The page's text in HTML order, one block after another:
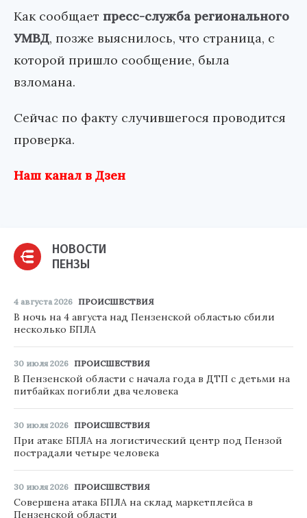
Как сообщает пресс-служба регионального
УМВД, позже выяснилось, что страница, с
которой пришло сообщение, была
взломана.
Сейчас по факту случившегося проводится
проверка.
Наш канал в Дзен
НОВОСТИ
ПЕНЗЫ
4 августа 2026 ПРОИСШЕСТВИЯ
В ночь на 4 августа над Пензенской областью сбили
несколько БПЛА
30 июля 2026 ПРОИСШЕСТВИЯ
В Пензенской области с начала года в ДТП с детьми на
питбайках погибли два человека
30 июля 2026 ПРОИСШЕСТВИЯ
При атаке БПЛА на логистический центр под Пензой
пострадали четыре человека
30 июля 2026 ПРОИСШЕСТВИЯ
Совершена атака БПЛА на склад маркетплейса в
Пензенской области